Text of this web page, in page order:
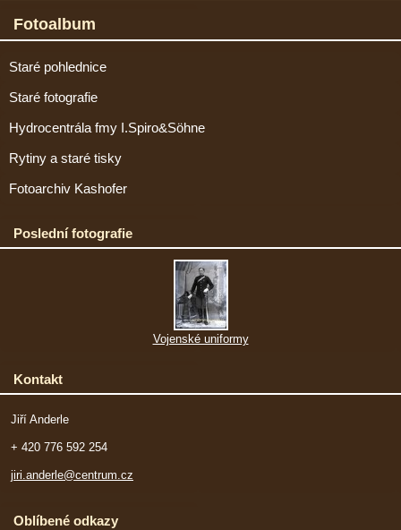
Fotoalbum
Staré pohlednice
Staré fotografie
Hydrocentrála fmy I.Spiro&Söhne
Rytiny a staré tisky
Fotoarchiv Kashofer
Poslední fotografie
Vojenské uniformy
Kontakt
Jiří Anderle
+ 420 776 592 254
jiri.anderle@centrum.cz
Oblíbené odkazy